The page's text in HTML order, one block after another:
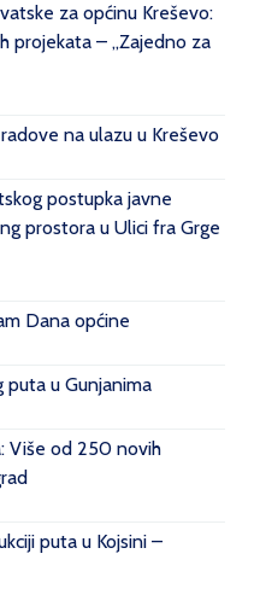
za općinu Kreševo:
projekata – „Zajedno za
na ulazu u Kreševo
postupka javne
prostora u Ulici fra Grge
Dana općine
puta u Gunjanima
Više od 250 novih
puta u Kojsini –